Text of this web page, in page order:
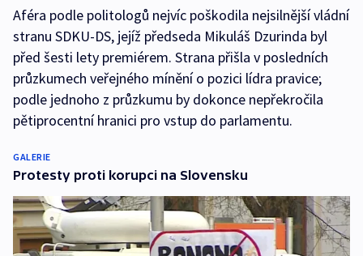
Aféra podle politologů nejvíc poškodila nejsilnější vládní
stranu SDKU-DS, jejíž předseda Mikuláš Dzurinda byl
před šesti lety premiérem. Strana přišla v posledních
průzkumech veřejného mínění o pozici lídra pravice;
podle jednoho z průzkumu by dokonce nepřekročila
pětiprocentní hranici pro vstup do parlamentu.
GALERIE
Protesty proti korupci na Slovensku